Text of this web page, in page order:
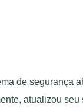
de segurança
atualizou seu